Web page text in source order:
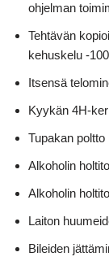
ohjelman
Tehtävän
kehuskelu -
Itsensä
Kyykän 4H-
Tupakan
Alkoholin
Alkoholin
Laiton
Bileiden